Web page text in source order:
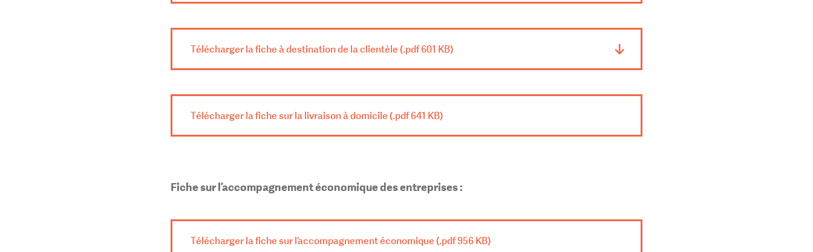
Télécharger la fiche à destination de la clientèle (.pdf 601 KB)
Télécharger la fiche sur la livraison à domicile (.pdf 641 KB)
Fiche sur l’accompagnement économique des entreprises :
Télécharger la fiche sur l’accompagnement économique (.pdf 956 KB)